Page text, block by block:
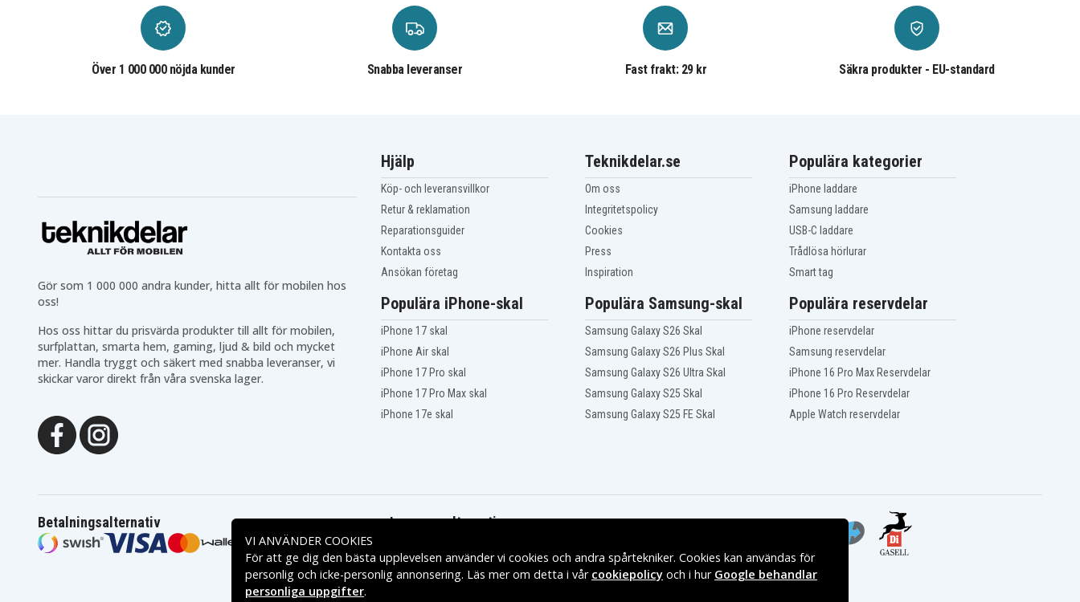
Över 1 000 000 nöjda kunder Snabba leveranser Fast frakt: 29 kr Säkra produkter - EU-standard
Gör som 1 000 000 andra kunder, hitta allt för mobilen hos
oss!
Hos oss hittar du prisvärda produkter till allt för mobilen,
surfplattan, smarta hem, gaming, ljud & bild och mycket
mer. Handla tryggt och säkert med snabba leveranser, vi
skickar varor direkt från våra svenska lager.
Hjälp
Köp- och leveransvillkor
Retur & reklamation
Reparationsguider
Kontakta oss
Ansökan företag
Teknikdelar.se
Om oss
Integritetspolicy
Cookies
Press
Inspiration
Populära kategorier
iPhone laddare
Samsung laddare
USB-C laddare
Trådlösa hörlurar
Smart tag
Populära iPhone-skal
iPhone 17 skal
iPhone Air skal
iPhone 17 Pro skal
iPhone 17 Pro Max skal
iPhone 17e skal
Populära Samsung-skal
Samsung Galaxy S26 Skal
Samsung Galaxy S26 Plus Skal
Samsung Galaxy S26 Ultra Skal
Samsung Galaxy S25 Skal
Samsung Galaxy S25 FE Skal
Populära reservdelar
iPhone reservdelar
Samsung reservdelar
iPhone 16 Pro Max Reservdelar
iPhone 16 Pro Reservdelar
Apple Watch reservdelar
Betalningsalternativ Leveransalternativ
VI ANVÄNDER COOKIES
För att ge dig den bästa upplevelsen använder vi cookies och andra spårtekniker. Cookies kan användas för
personlig och icke-personlig annonsering. Läs mer om detta i vår cookiepolicy och i hur Google behandlar
personliga uppgifter.